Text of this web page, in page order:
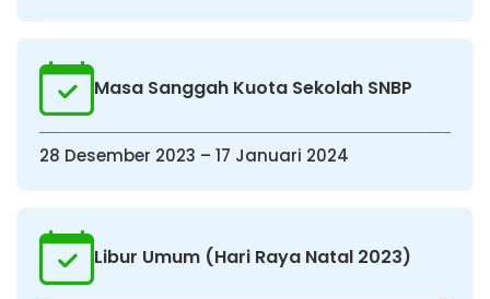
Masa Sanggah Kuota Sekolah SNBP
28 Desember 2023 – 17 Januari 2024
Libur Umum (Hari Raya Natal 2023)